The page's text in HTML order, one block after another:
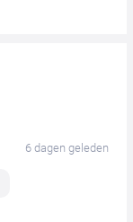
6 dagen geleden